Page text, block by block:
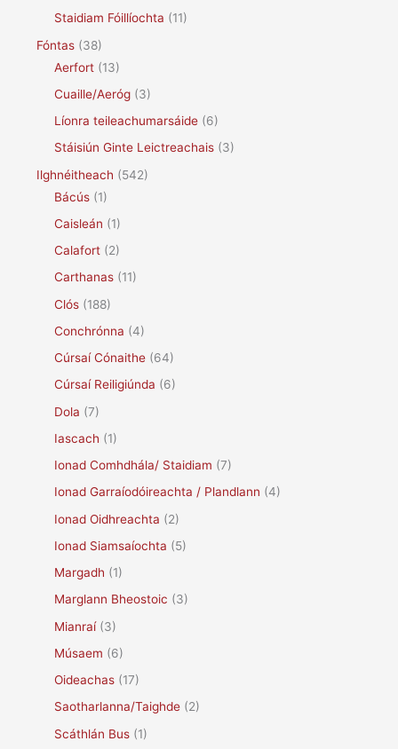
Staidiam Fóillíochta (11)
Fóntas (38)
Aerfort (13)
Cuaille/Aeróg (3)
Líonra teileachumarsáide (6)
Stáisiún Ginte Leictreachais (3)
Ilghnéitheach (542)
Bácús (1)
Caisleán (1)
Calafort (2)
Carthanas (11)
Clós (188)
Conchrónna (4)
Cúrsaí Cónaithe (64)
Cúrsaí Reiligiúnda (6)
Dola (7)
Iascach (1)
Ionad Comhdhála/ Staidiam (7)
Ionad Garraíodóireachta / Plandlann (4)
Ionad Oidhreachta (2)
Ionad Siamsaíochta (5)
Margadh (1)
Marglann Bheostoic (3)
Mianraí(3)
Músaem (6)
Oideachas (17)
Saotharlanna/Taighde (2)
Scáthlán Bus (1)